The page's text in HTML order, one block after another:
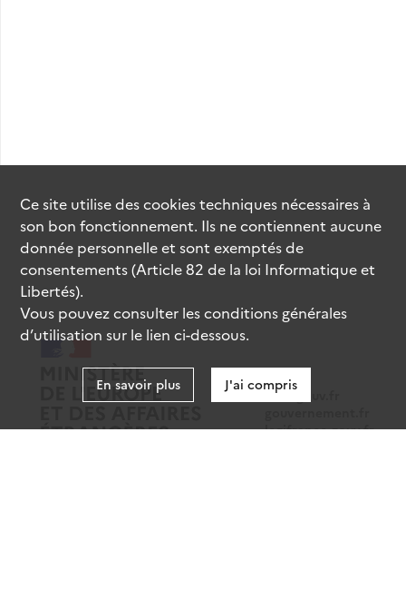
data.gouv.fr
legifrance.gouv.fr
Ce site utilise descookiestechniques nécessaires à
son bon fonctionnement. Ils ne contiennent aucune
donnée personnelle et sont exemptés de
consentements (Article 82 de la loi Informatique et
Libertés).
Vous pouvez consulter les conditions générales
d’utilisation sur le lien ci-dessous.
En savoir plus J'ai compris